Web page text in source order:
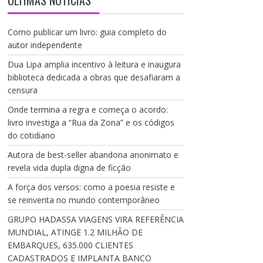
Como publicar um livro: guia completo do
autor independente
Dua Lipa amplia incentivo à leitura e inaugura
biblioteca dedicada a obras que desafiaram a
censura
Onde termina a regra e começa o acordo:
livro investiga a “Rua da Zona” e os códigos
do cotidiano
Autora de best-seller abandona anonimato e
revela vida dupla digna de ficção
A força dos versos: como a poesia resiste e
se reinventa no mundo contemporâneo
GRUPO HADASSA VIAGENS VIRA REFERÊNCIA
MUNDIAL, ATINGE 1.2 MILHÃO DE
EMBARQUES, 635.000 CLIENTES
CADASTRADOS E IMPLANTA BANCO